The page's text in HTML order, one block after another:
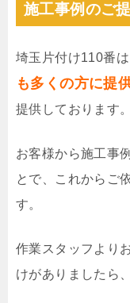
施工事例のご
埼玉片付け110番は
も多くの方に提
提供しております。
お客様から施工事
とで、これからご
す。
作業スタッフより
けがありましたら